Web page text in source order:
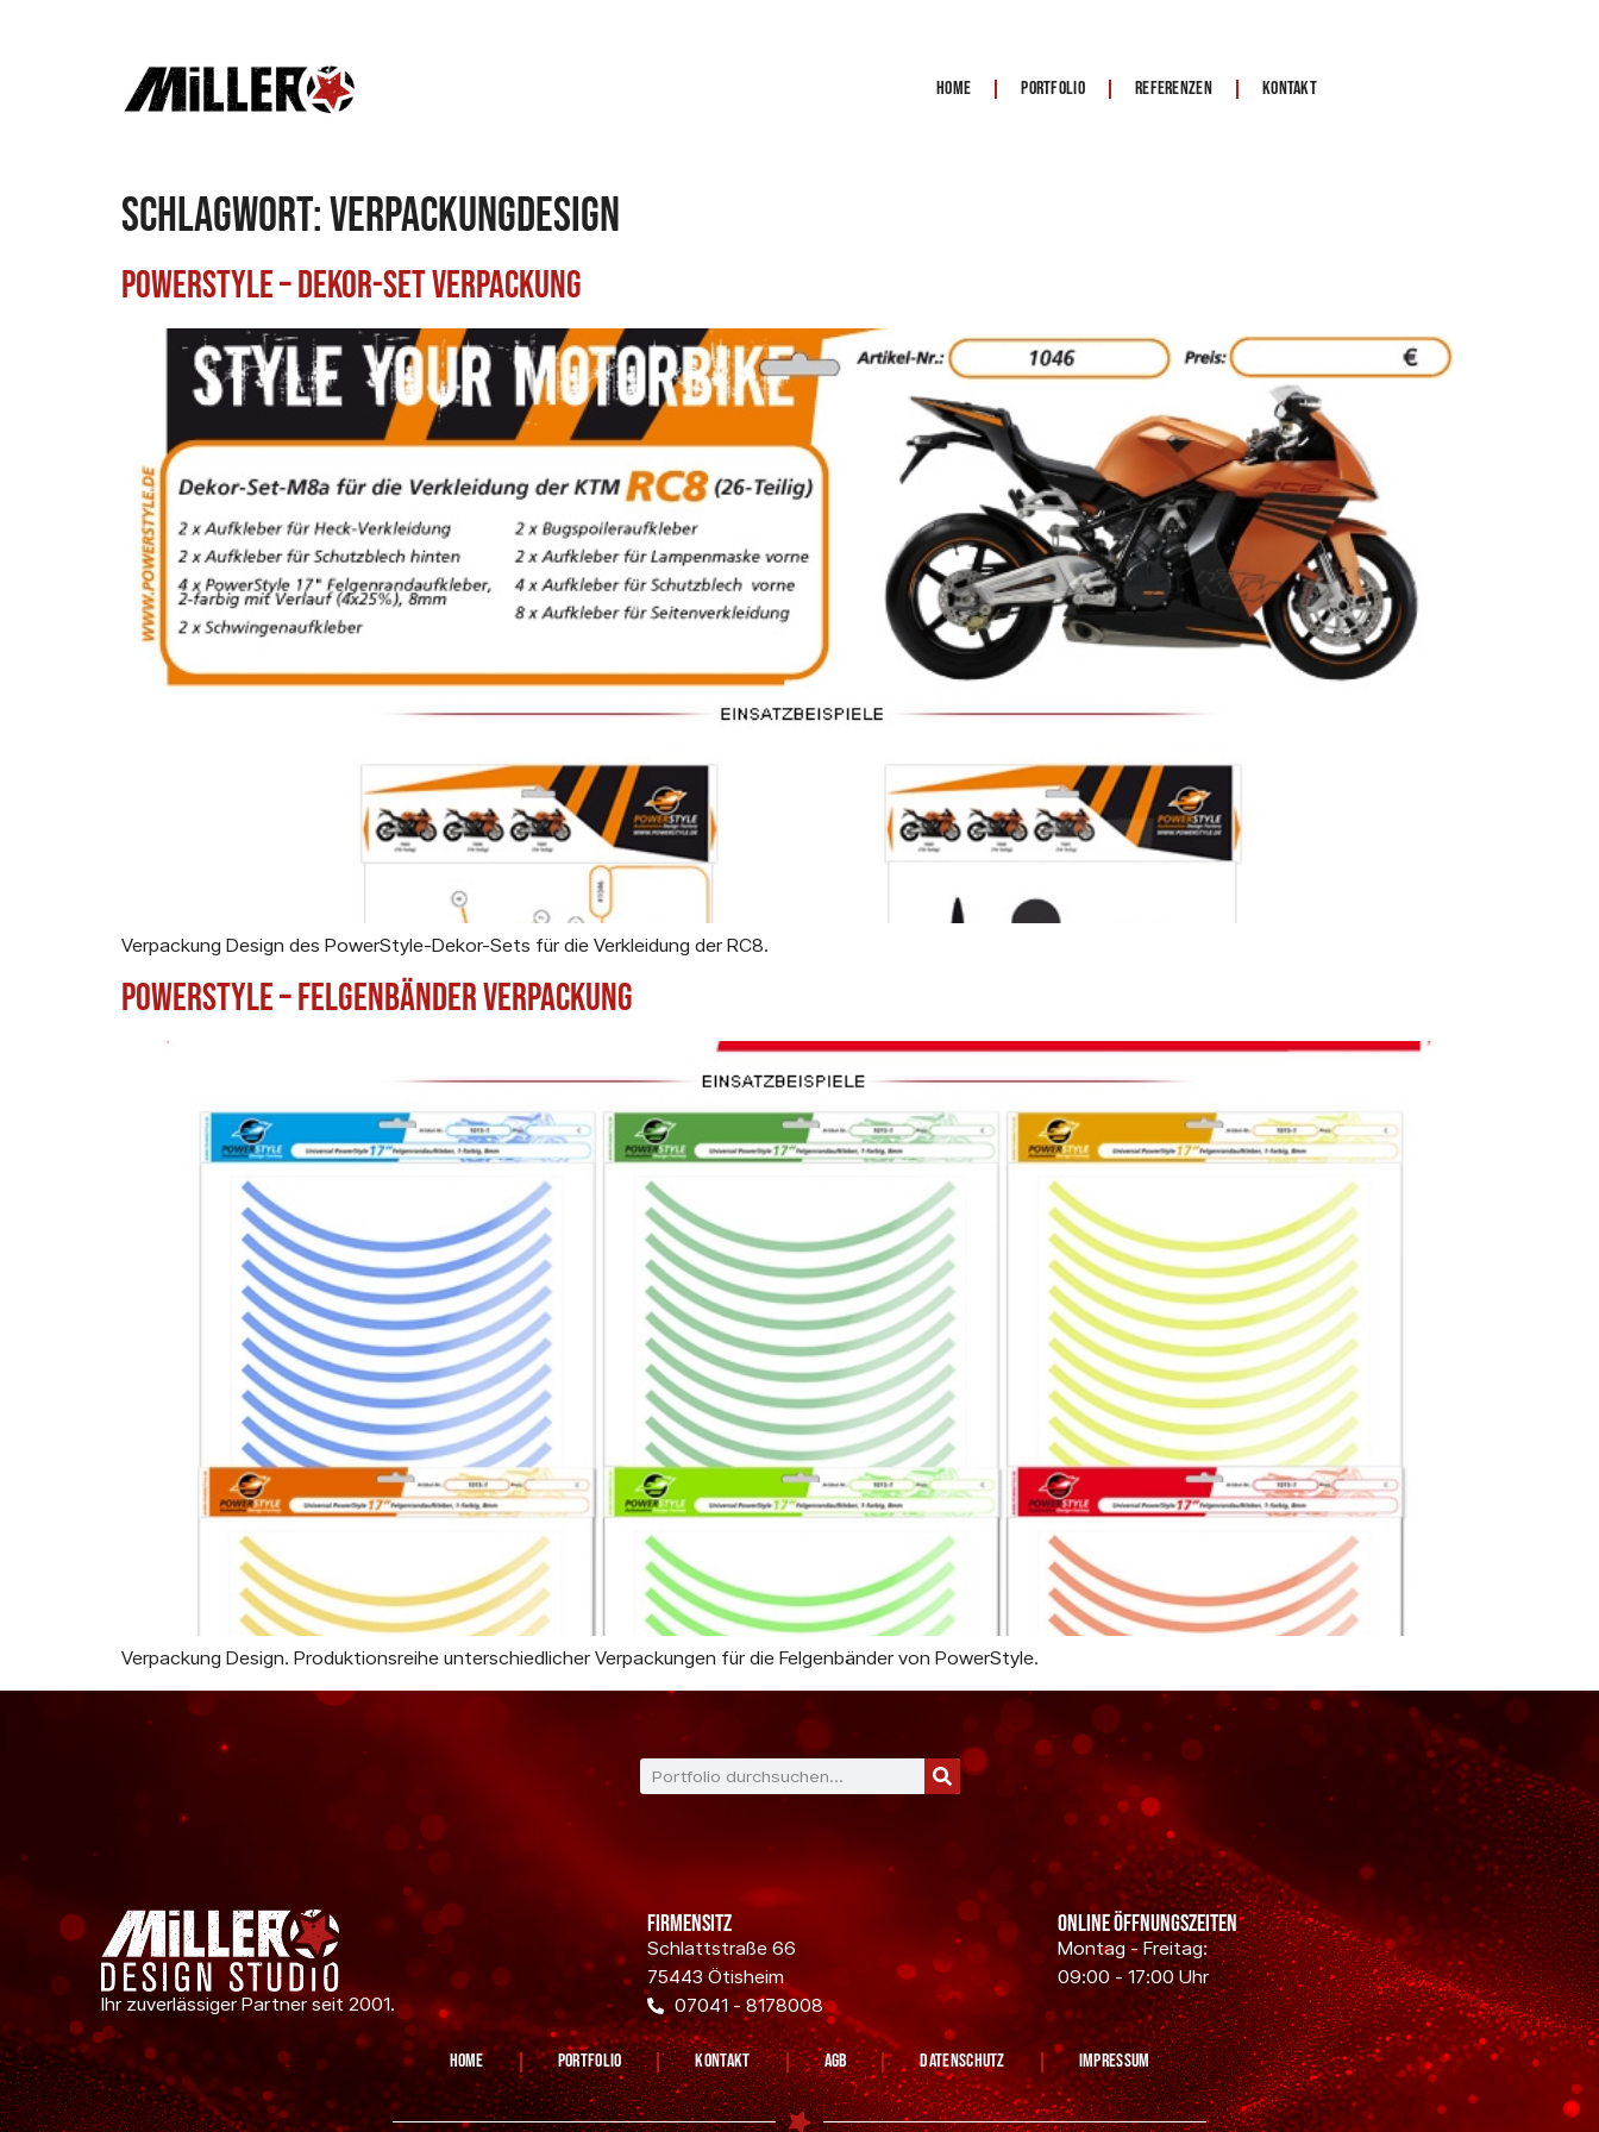
Home Portfolio Referenzen Kontakt
Schlagwort:Verpackungdesign
Powerstyle – Dekor-Set Verpackung
Verpackung Design des PowerStyle-Dekor-Sets für die Verkleidung der RC8.
Powerstyle – Felgenbänder Verpackung
Verpackung Design. Produktionsreihe unterschiedlicher Verpackungen für die Felgenbänder von PowerStyle.
Ihr zuverlässiger Partner seit 2001.
Firmensitz
Schlattstraße 66
75443 Ötisheim
07041 - 8178008
Online Öffnungszeiten
Montag - Freitag:
09:00 - 17:00 Uhr
Home Portfolio Kontakt AGB Datenschutz Impressum